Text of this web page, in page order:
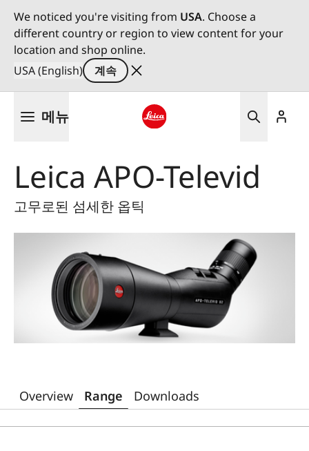
We noticed you're visiting from USA. Choose a
different country or region to view content for your
location and shop online.
USA (English)
계속
메뉴
Leica APO-Televid
고무로된 섬세한 옵틱
Overview Range Downloads